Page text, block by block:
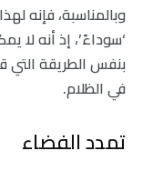
وبالمناسبة، فإنه
‘سوداءً’، إذ أنه لا
بنفس الطريقة
في الظلام.
تمدد الفضاء